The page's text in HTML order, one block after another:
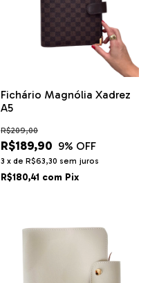
Fichário Magnólia Xadrez
A5
R$189,90
R$209,00
9% OFF
3 x de R$63,30 sem juros
R$180,41 com Pix